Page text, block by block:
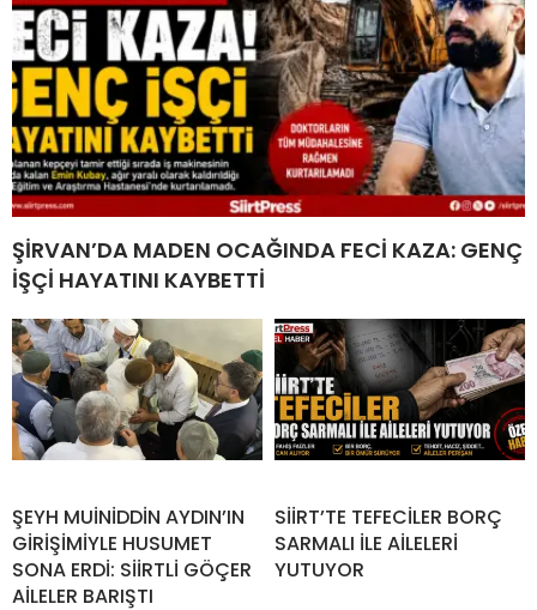
ŞİRVAN’DA MADEN OCAĞINDA FECİ KAZA: GENÇ
İŞÇİ HAYATINI KAYBETTİ
ŞEYH MUİNİDDİN AYDIN’IN
GİRİŞİMİYLE HUSUMET
SONA ERDİ: SİİRTLİ GÖÇER
AİLELER BARIŞTI
SİİRT’TE TEFECİLER BORÇ
SARMALI İLE AİLELERİ
YUTUYOR